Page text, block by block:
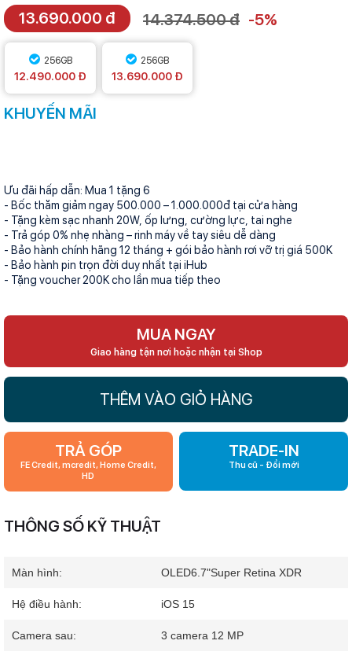
13.690.000 đ 14.374.500 đ -5%
256GB
12.490.000 Đ
256GB
13.690.000 Đ
KHUYẾN MÃI
Ưu đãi hấp dẫn: Mua 1 tặng 6
- Bốc thăm giảm ngay 500.000 – 1.000.000đ tại cửa hàng
- Tặng kèm sạc nhanh 20W, ốp lưng, cường lực, tai nghe
- Trả góp 0% nhẹ nhàng – rinh máy về tay siêu dễ dàng
- Bảo hành chính hãng 12 tháng + gói bảo hành rơi vỡ trị giá 500K
- Bảo hành pin trọn đời duy nhất tại iHub
- Tặng voucher 200K cho lần mua tiếp theo
MUA NGAY
Giao hàng tận nơi hoặc nhận tại Shop
THÊM VÀO GIỎ HÀNG
TRẢ GÓP
FE Credit, mcredit, Home Credit,
HD
TRADE-IN
Thu cũ - Đổi mới
THÔNG SỐ KỸ THUẬT
Màn hình: OLED6.7"Super Retina XDR
Hệ điều hành: iOS 15
Camera sau: 3 camera 12 MP